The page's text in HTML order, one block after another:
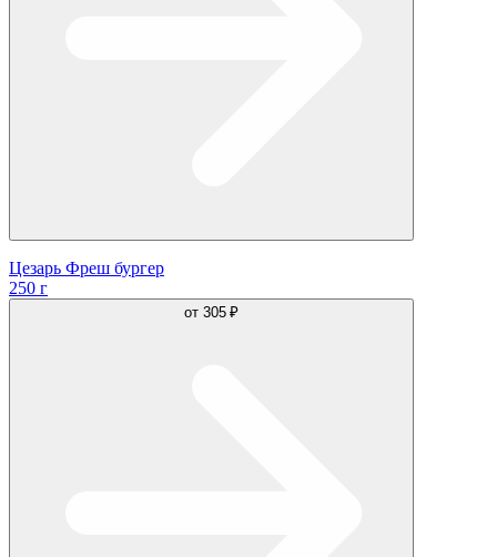
Цезарь Фреш бургер
250 г
от 305 ₽